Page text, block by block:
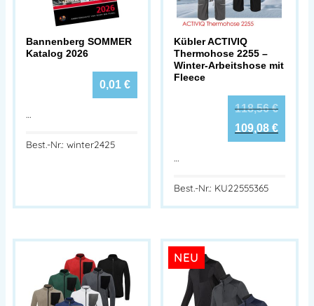
Bannenberg SOMMER
Katalog 2026
0,01 €
…
Best.-Nr.: winter2425
Kübler ACTIVIQ
Thermohose 2255 –
Winter-Arbeitshose mit
Fleece
118,56€
109,08 €
…
Best.-Nr.: KU22555365
NEU